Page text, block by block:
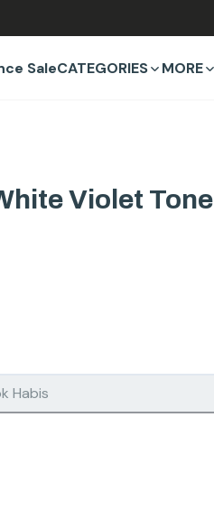
SaleCATEGORIES MORE
Violet Tone
Habis